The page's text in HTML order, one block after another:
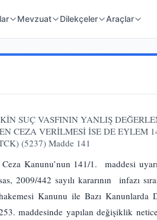
Mevzuat Dilekçeler Araçlar
VASFININ YANLIŞ
CEZA VERİLMESİ İSE DE EYLEM
(5237) Madde 141
Kanunu’nun 141/1. maddesi
2009/442 sayılı kararının infazı
Kanunu ile Bazı Kanunlarda
maddesinde yapılan değişiklik